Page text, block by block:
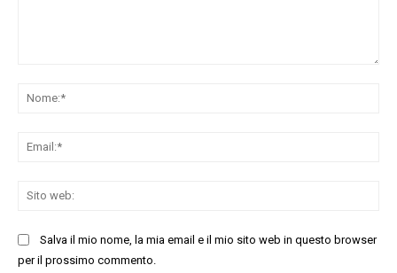
Salva il mio nome, la mia email e il mio sito web in questo browser
per il prossimo commento.